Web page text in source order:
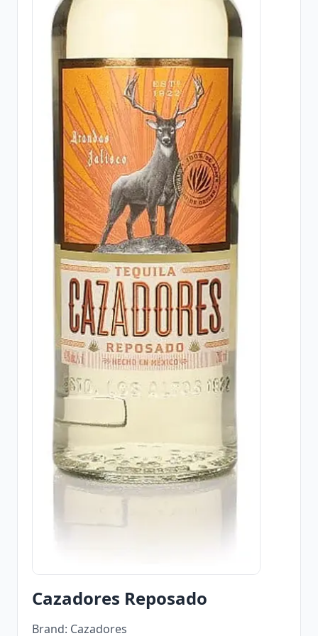
Cazadores Reposado
Brand: Cazadores